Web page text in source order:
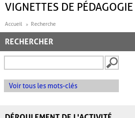
VIGNETTES DE
Accueil Recherche
RECHERCHER
Voir tous les mots-clés